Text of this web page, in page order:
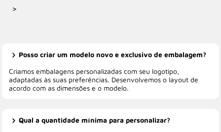
>
Posso criar um modelo novo e exclusivo de embalagem?
Criamos embalagens personalizadas com seu logotipo,
adaptadas às suas preferências. Desenvolvemos o layout de
acordo com as dimensões e o modelo.
Qual a quantidade mínima para personalizar?